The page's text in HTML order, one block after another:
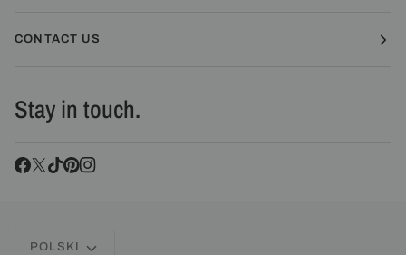
CONTACT US
Stay in touch.
Language
POLSKI